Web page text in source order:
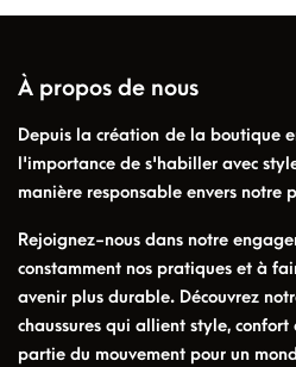
À propos de nous
Depuis la création de la boutique
l'importance de s'habiller avec
manière responsable envers notre
Rejoignez-nous dans notre
constamment nos pratiques et à
avenir plus durable. Découvrez
chaussures qui allient style,
partie du mouvement pour un